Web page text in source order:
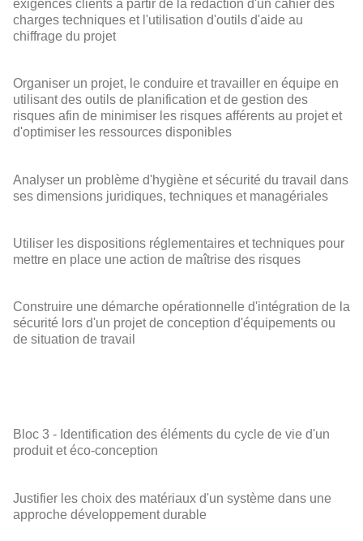
exigences clients à partir de la rédaction d'un cahier des
charges techniques et l'utilisation d'outils d'aide au
chiffrage du projet
Organiser un projet, le conduire et travailler en équipe en
utilisant des outils de planification et de gestion des
risques afin de minimiser les risques afférents au projet et
d'optimiser les ressources disponibles
Analyser un problème d'hygiène et sécurité du travail dans
ses dimensions juridiques, techniques et managériales
Utiliser les dispositions réglementaires et techniques pour
mettre en place une action de maîtrise des risques
Construire une démarche opérationnelle d'intégration de la
sécurité lors d'un projet de conception d'équipements ou
de situation de travail
Bloc 3 - Identification des éléments du cycle de vie d'un
produit et éco-conception
Justifier les choix des matériaux d'un système dans une
approche développement durable